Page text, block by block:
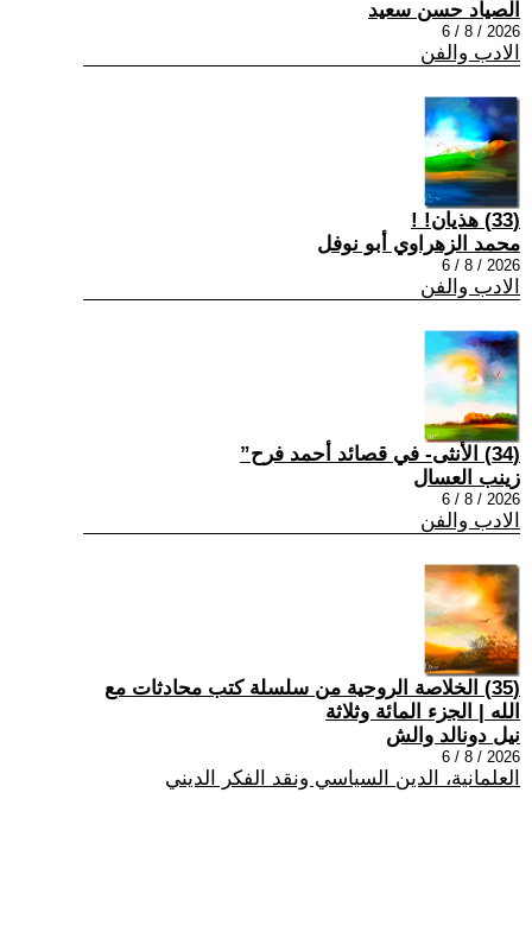
الصياد حسن سعيد
2026 / 8 / 6
الادب والفن
(33) هذيان! !
محمد الزهراوي أبو نوفل
2026 / 8 / 6
الادب والفن
(34) الأنثى- في قصائد أحمد فرح”
زينب العسال
2026 / 8 / 6
الادب والفن
(35) الخلاصة الروحية من سلسلة كتب محادثات مع
الله | الجزء المائة وثلاثة
نيل دونالد والش
2026 / 8 / 6
العلمانية، الدين السياسي ونقد الفكر الديني